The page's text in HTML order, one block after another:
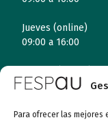
Para ofrecer las
Jueves (online)
09:00 a 16:00
09:00 a 14:00